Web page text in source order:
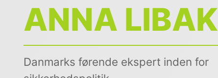
ANNA LIBAK
Danmarks førende ekspert inden for